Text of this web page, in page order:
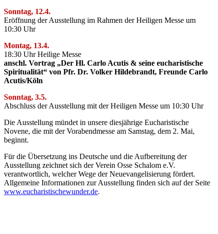
Sonntag, 12.4.
Eröffnung der Ausstellung im Rahmen der Heiligen Messe um
10:30 Uhr
Montag, 13.4.
18:30 Uhr Heilige Messe
anschl. Vortrag „Der Hl. Carlo Acutis & seine eucharistische
Spiritualität“ von Pfr. Dr. Volker Hildebrandt, Freunde Carlo
Acutis/Köln
Sonntag, 3.5.
Abschluss der Ausstellung mit der Heiligen Messe um 10:30 Uhr
Die Ausstellung mündet in unsere diesjährige Eucharistische
Novene, die mit der Vorabendmesse am Samstag, dem 2. Mai,
beginnt.
Für die Übersetzung ins Deutsche und die Aufbereitung der
Ausstellung zeichnet sich der Verein Osse Schalom e.V.
verantwortlich, welcher Wege der Neuevangelisierung fördert.
Allgemeine Informationen zur Ausstellung finden sich auf der Seite
www.eucharistischewunder.de.